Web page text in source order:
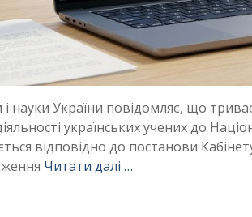
і науки України повідомляє, що
українських учених до
відповідно до постанови
Читати далі …